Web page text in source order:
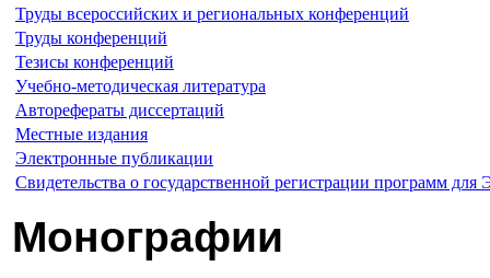
Труды всероссийских и региональных конференций
Труды конференций
Тезисы конференций
Учебно-методическая литература
Авторефераты диссертаций
Местные издания
Электронные публикации
Свидетельства о государственной регистрации программ
Монографии